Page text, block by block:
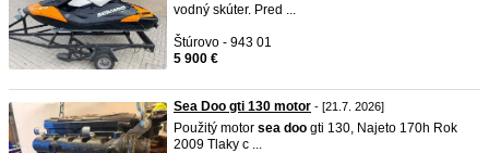
vodný skúter. Pred ...
Štúrovo - 943 01
5 900 €
Sea Doo gti 130 motor - [21.7. 2026]
Použitý motor sea doo gti 130, Najeto 170h Rok
2009 Tlaky c ...